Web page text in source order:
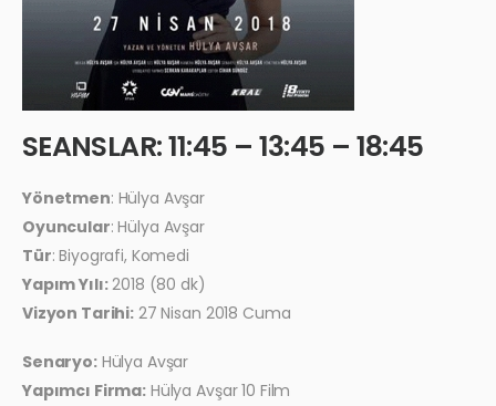
SEANSLAR: 11:45 – 13:45 – 18:45
Yönetmen: Hülya Avşar
Oyuncular: Hülya Avşar
Tür: Biyografi, Komedi
Yapım Yılı:2018 (80 dk)
Vizyon Tarihi: 27 Nisan 2018 Cuma
Senaryo:Hülya Avşar
Yapımcı Firma: Hülya Avşar 10 Film